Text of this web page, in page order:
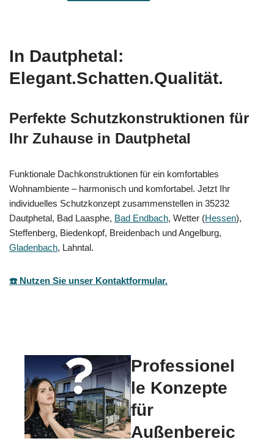
In Dautphetal:
Elegant.Schatten.Qualität.
Perfekte Schutzkonstruktionen für
Ihr Zuhause in Dautphetal
Funktionale Dachkonstruktionen für ein komfortables
Wohnambiente – harmonisch und komfortabel. Jetzt Ihr
individuelles Schutzkonzept zusammenstellen in 35232
Dautphetal, Bad Laasphe, Bad Endbach, Wetter (Hessen),
Steffenberg, Biedenkopf, Breidenbach und Angelburg,
Gladenbach, Lahntal.
☎️ Nutzen Sie unser Kontaktformular.
Professionel
le Konzepte
für
Außenbereic